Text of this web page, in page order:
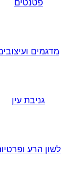
פטנטים
מדגמים
גניבת עין
לשון הרע